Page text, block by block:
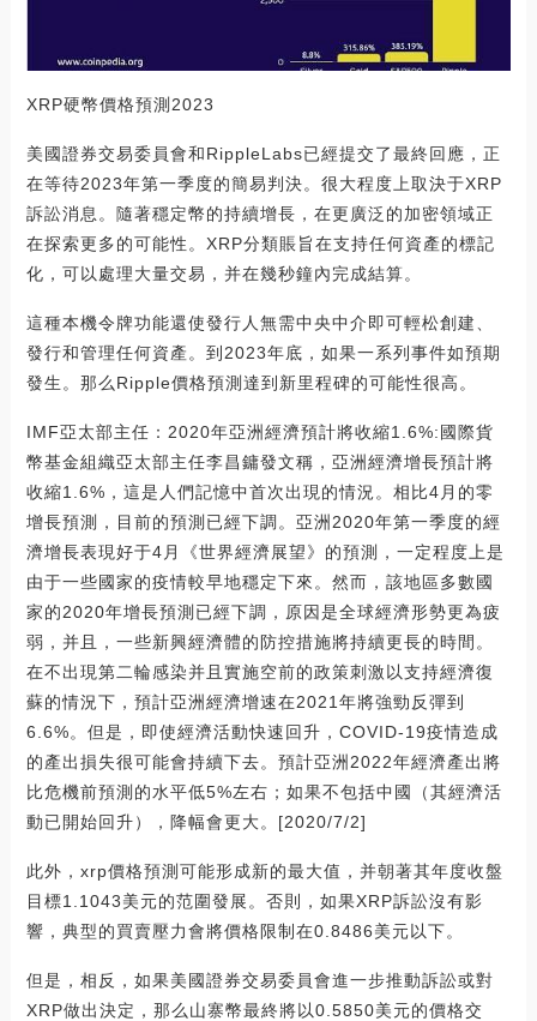
XRP硬幣價格預測2023
美國證券交易委員會和RippleLabs已經提交了最終回應，正
在等待2023年第一季度的簡易判決。很大程度上取決于XRP
訴訟消息。隨著穩定幣的持續增長，在更廣泛的加密領域正
在探索更多的可能性。XRP分類賬旨在支持任何資產的標記
化，可以處理大量交易，并在幾秒鐘內完成結算。
這種本機令牌功能還使發行人無需中央中介即可輕松創建、
發行和管理任何資產。到2023年底，如果一系列事件如預期
發生。那么Ripple價格預測達到新里程碑的可能性很高。
IMF亞太部主任：2020年亞洲經濟預計將收縮1.6%:國際貨
幣基金組織亞太部主任李昌鏞發文稱，亞洲經濟增長預計將
收縮1.6%，這是人們記憶中首次出現的情況。相比4月的零
增長預測，目前的預測已經下調。亞洲2020年第一季度的經
濟增長表現好于4月《世界經濟展望》的預測，一定程度上是
由于一些國家的疫情較早地穩定下來。然而，該地區多數國
家的2020年增長預測已經下調，原因是全球經濟形勢更為疲
弱，并且，一些新興經濟體的防控措施將持續更長的時間。
在不出現第二輪感染并且實施空前的政策刺激以支持經濟復
蘇的情況下，預計亞洲經濟增速在2021年將強勁反彈到
6.6%。但是，即使經濟活動快速回升，COVID-19疫情造成
的產出損失很可能會持續下去。預計亞洲2022年經濟產出將
比危機前預測的水平低5%左右；如果不包括中國（其經濟活
動已開始回升），降幅會更大。[2020/7/2]
此外，xrp價格預測可能形成新的最大值，并朝著其年度收盤
目標1.1043美元的范圍發展。否則，如果XRP訴訟沒有影
響，典型的買賣壓力會將價格限制在0.8486美元以下。
但是，相反，如果美國證券交易委員會進一步推動訴訟或對
XRP做出決定，那么山寨幣最終將以0.5850美元的價格交